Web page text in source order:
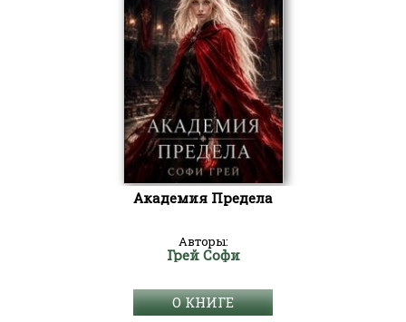
Академия Предела
Авторы:
Грей Софи
О КНИГЕ